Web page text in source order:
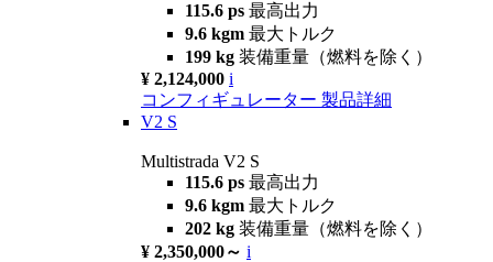
115.6 ps 最高出力
9.6 kgm 最大トルク
199 kg 装備重量（燃料を除く）
¥ 2,124,000 i
コンフィギュレーター 製品詳細
V2 S
Multistrada V2 S
115.6 ps 最高出力
9.6 kgm 最大トルク
202 kg 装備重量（燃料を除く）
¥ 2,350,000～ i